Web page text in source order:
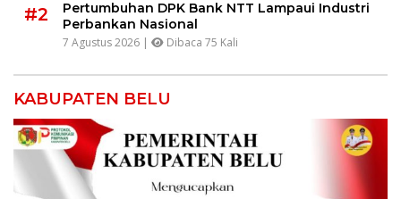
#2
Pertumbuhan DPK Bank NTT Lampaui Industri
Perbankan Nasional
7 Agustus 2026 | Dibaca 75 Kali
KABUPATEN BELU